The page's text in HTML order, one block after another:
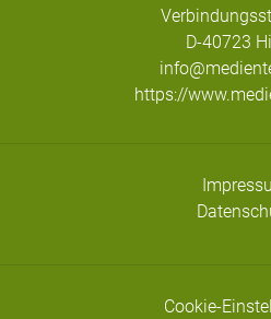
D-40723
https://
Cookie-